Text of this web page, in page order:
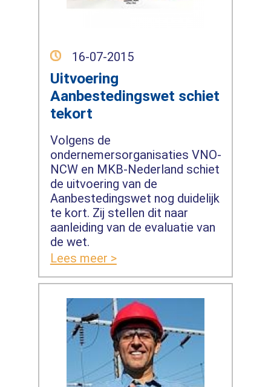
16-07-2015
Uitvoering
Aanbestedingswet schiet
tekort
Volgens de
ondernemersorganisaties VNO-
NCW en MKB-Nederland schiet
de uitvoering van de
Aanbestedingswet nog duidelijk
te kort. Zij stellen dit naar
aanleiding van de evaluatie van
de wet.
Lees meer >